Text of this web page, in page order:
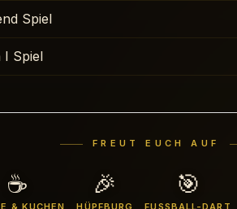
Spiel
I Spiel
FREUT EUCH AUF
☕
& KUCHEN
🎉
HÜPFBURG
🎯
FUSSBALL-DART